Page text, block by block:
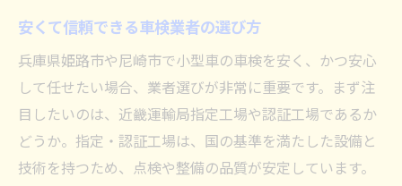
安くて信頼できる車検業者の選び方
兵庫県姫路市や尼崎市で小型車の車検を安く、かつ安心
して任せたい場合、業者選びが非常に重要です。まず注
目したいのは、近畿運輸局指定工場や認証工場であるか
どうか。指定・認証工場は、国の基準を満たした設備と
技術を持つため、点検や整備の品質が安定しています。